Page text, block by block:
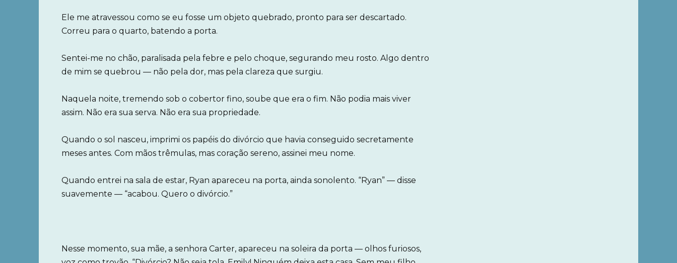
Ele me atravessou como se eu fosse um objeto quebrado, pronto para ser descartado.
Correu para o quarto, batendo a porta.
Sentei-me no chão, paralisada pela febre e pelo choque, segurando meu rosto. Algo dentro
de mim se quebrou — não pela dor, mas pela clareza que surgiu.
Naquela noite, tremendo sob o cobertor fino, soube que era o fim. Não podia mais viver
assim. Não era sua serva. Não era sua propriedade.
Quando o sol nasceu, imprimi os papéis do divórcio que havia conseguido secretamente
meses antes. Com mãos trêmulas, mas coração sereno, assinei meu nome.
Quando entrei na sala de estar, Ryan apareceu na porta, ainda sonolento. “Ryan” — disse
suavemente — “acabou. Quero o divórcio.”
Nesse momento, sua mãe, a senhora Carter, apareceu na soleira da porta — olhos furiosos,